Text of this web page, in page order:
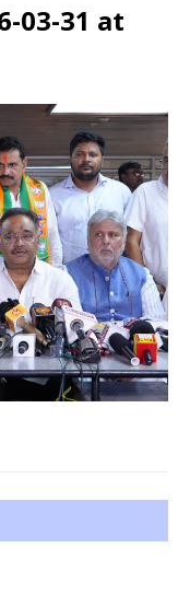
03-31 at